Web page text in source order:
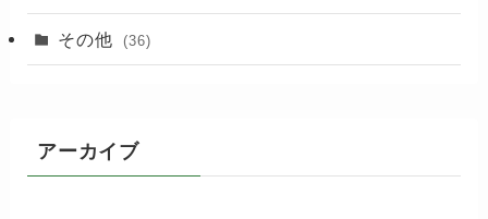
その他 (36)
アーカイブ